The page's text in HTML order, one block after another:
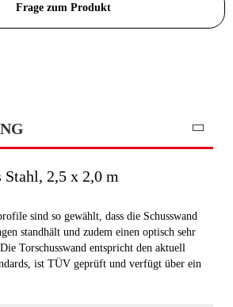
Frage zum Produkt
Stahl, 2,5 x 2,0 m
sind so gewählt, dass die Schusswand
standhält und zudem einen optisch sehr
Torschusswand entspricht den aktuell
ist TÜV geprüft und verfügt über ein